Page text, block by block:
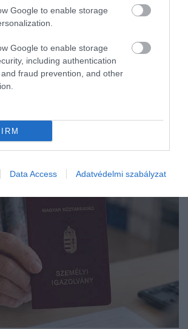
Google to enable storage
Google to enable storage
including authentication
fraud prevention, and other
Data Access Adatvédelmi szabályzat